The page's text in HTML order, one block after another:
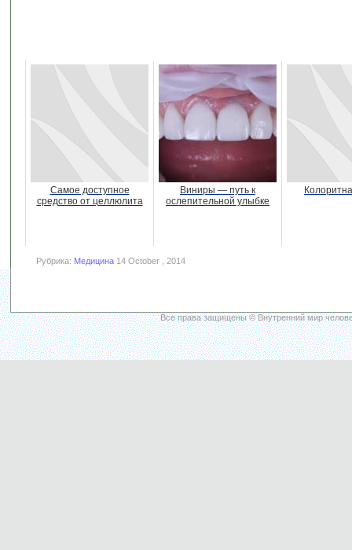
Самое доступное
средство от целлюлита
Виниры — путь к
ослепительной улыбке
Рубрика: Медицина 14 October , 2014
Все права защищены © Внутренний мир